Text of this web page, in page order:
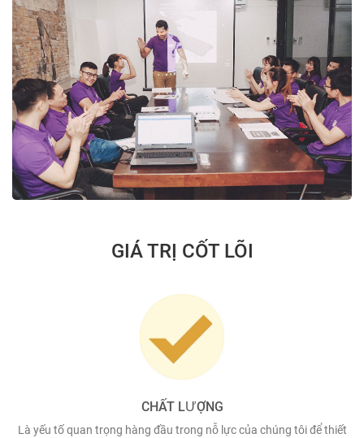
GIÁ TRỊ CỐT LÕI
CHẤT LƯỢNG
Là yếu tố quan trọng hàng đầu trong nỗ lực của chúng tôi để thiết